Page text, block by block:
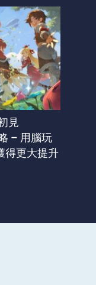
見
– 用腦玩
得更大提升